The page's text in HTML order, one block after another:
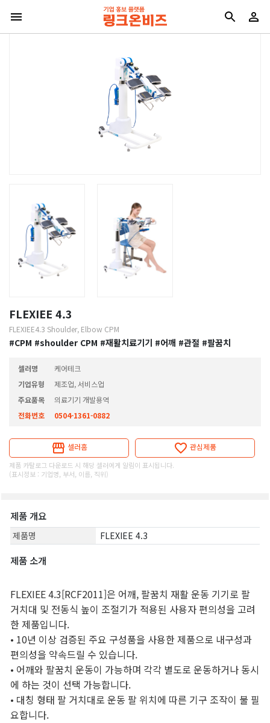
FLEXIEE 4.3
FLEXIEE4.3 Shoulder, Elbow CPM
#CPM #shoulder CPM #재활치료기기 #어깨 #관절 #팔꿈치
셀러명
케어테크
기업유형
제조업, 서비스업
주요품목
의료기기 개발용역
전화번호
0504-1361-0882
셀러홈 관심제품
제품 카탈로그 다운로드 시 해당 셀러에게 알림이 표시됩니다.
(표시정보 : 기업명, 부서, 이름, 직위)
제품 개요
제품명 FLEXIEE 4.3
제품 소개